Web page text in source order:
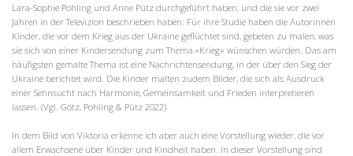
Lara-Sophie Pohling und Anne Pütz durchgeführt haben, und die sie vor zwei
Jahren in der Televizion beschrieben haben: Für ihre Studie haben die Autorinnen
Kinder, die vor dem Krieg aus der Ukraine geflüchtet sind, gebeten zu malen, was
sie sich von einer Kindersendung zum Thema »Krieg« wünschen würden. Das am
häufigsten gemalte Thema ist eine Nachrichtensendung, in der über den Sieg der
Ukraine berichtet wird. Die Kinder malten zudem Bilder, die sich als Ausdruck
einer Sehnsucht nach Harmonie, Gemeinsamkeit und Frieden interpretieren
lassen. (Vgl. Götz, Pohling & Pütz 2022)
In dem Bild von Viktoria erkenne ich aber auch eine Vorstellung wieder, die vor
allem Erwachsene über Kinder und Kindheit haben. In dieser Vorstellung sind